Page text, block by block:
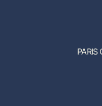
PARIS